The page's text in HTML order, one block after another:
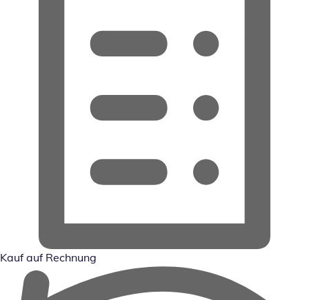
Kauf auf Rechnung